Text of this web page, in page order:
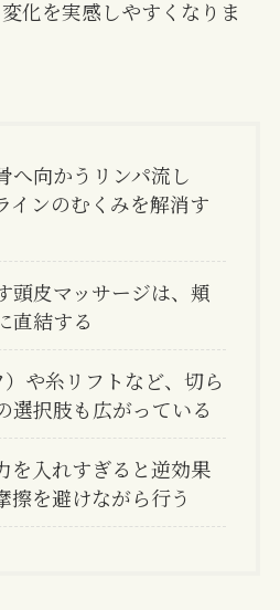
化を実感しやすくなりま
へ向かうリンパ流し
インのむくみを解消す
頭皮マッサージは、頬
直結する
や糸リフトなど、切ら
選択肢も広がっている
を入れすぎると逆効果
擦を避けながら行う